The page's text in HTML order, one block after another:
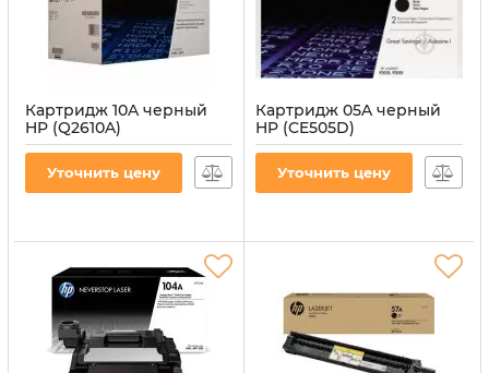
Картридж 10A черный
HP (Q2610A)
Артикул:CT-HP-Q2610A
Уточнить цену
Картридж 05A черный
HP (CE505D)
Артикул:CT-HP-CE505D
Уточнить цену